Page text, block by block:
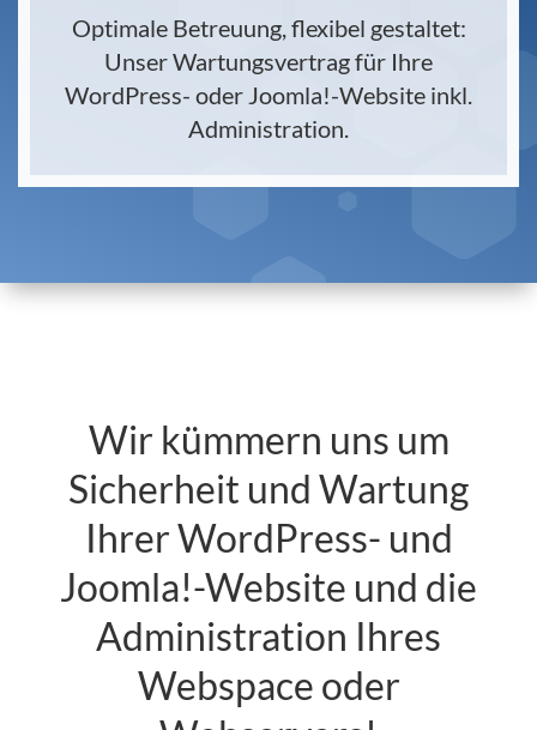
Optimale Betreuung, flexibel gestaltet:
Unser Wartungsvertrag für Ihre
WordPress- oder Joomla!-Website inkl.
Administration.
Wir kümmern uns um
Sicherheit und Wartung
Ihrer WordPress- und
Joomla!-Website und die
Administration Ihres
Webspace oder